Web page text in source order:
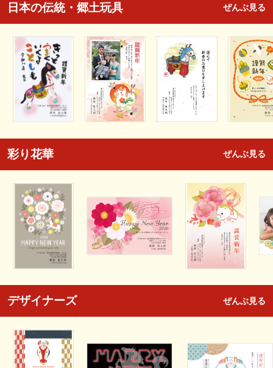
日本の伝統・郷土玩具 ぜんぶ見る
彩り花華 ぜんぶ見る
デザイナーズ ぜんぶ見る